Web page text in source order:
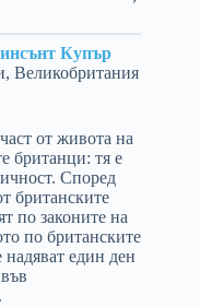
Купър
Великобритания
от живота на
британци: тя е
Според
британските
по законите на
по британските
един ден